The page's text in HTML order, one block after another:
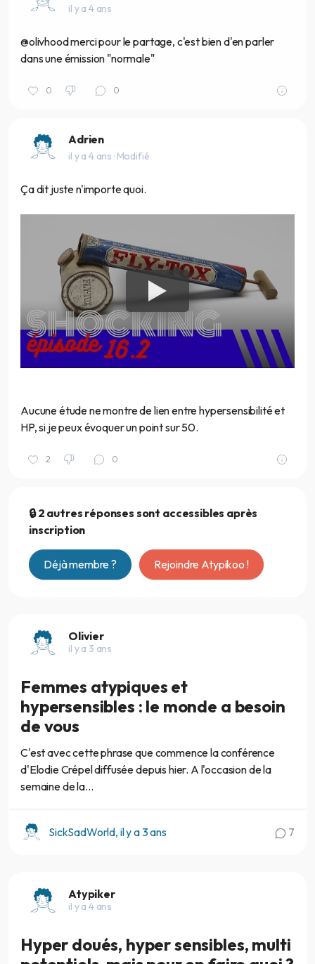
il y a 4 ans
@olivhood merci pour le partage, c'est bien d'en parler
dans une émission "normale"
0 0
Adrien
il y a 4 ans · Modifié
Ça dit juste n'importe quoi.
Aucune étude ne montre de lien entre hypersensibilité et
HP, si je peux évoquer un point sur 50.
2 0
🔒 2 autres réponses sont accessibles après
inscription
Déjà membre ? Rejoindre Atypikoo !
Olivier
il y a 3 ans
Femmes atypiques et
hypersensibles : le monde a besoin
de vous
C'est avec cette phrase que commence la conférence
d'Elodie Crépel diffusée depuis hier. A l'occasion de la
semaine de la...
SickSadWorld, il y a 3 ans 7
Atypiker
il y a 4 ans
Hyper doués, hyper sensibles, multi